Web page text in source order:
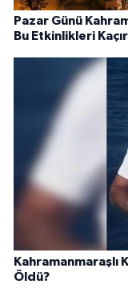
Pazar Günü
Bu Etkinlikleri
Kahramanmaraşlı
Öldü?